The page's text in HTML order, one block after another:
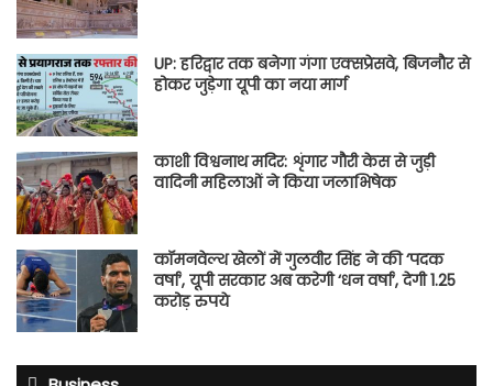
UP: हरिद्वार तक बनेगा गंगा एक्सप्रेसवे, बिजनौर से
होकर जुड़ेगा यूपी का नया मार्ग
काशी विश्वनाथ मदिर: शृंगार गौरी केस से जुड़ी
वादिनी महिलाओं ने किया जलाभिषेक
कॉमनवेल्थ खेलों में गुलवीर सिंह ने की ‘पदक
वर्षा’, यूपी सरकार अब करेगी ‘धन वर्षा’, देगी 1.25
करोड़ रुपये